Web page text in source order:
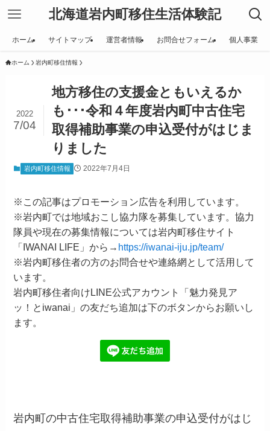
北海道岩内町移住生活体験記
ホーム サイトマップ 運営者情報 お問合せフォーム 個人事業
ホーム 岩内町移住情報
地方移住の支援金ともいえるか
も･･･令和４年度岩内町中古住宅
取得補助事業の申込受付がはじま
りました
2022
7/04
岩内町移住情報 2022年7月4日
※この記事はプロモーション広告を利用しています。
※岩内町では地域おこし協力隊を募集しています。協力
隊員や現在の募集情報については岩内町移住サイト
「IWANAI LIFE」から→ https://iwanai-iju.jp/team/
※岩内町移住者の方のお問合せや連絡網として活用して
います。
岩内町移住者向けLINE公式アカウント「魅力発見ア
ッ！とiwanai」の友だち追加は下のボタンからお願いし
ます。
岩内町の中古住宅取得補助事業の申込受付がはじ